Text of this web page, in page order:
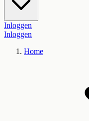
Inloggen
Inloggen
Home